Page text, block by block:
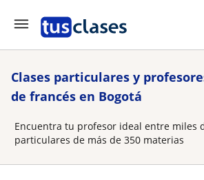
Clases particulares y
de francés en Bogotá
Encuentra tu profesor ideal entre miles
particulares de más de 350 materias